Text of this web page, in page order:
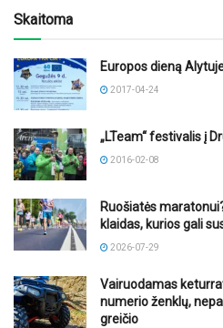
Skaitoma
Europos dieną
2017-04-24
„LTeam“ festivalis į
2016-02-08
Ruošiatės
klaidas, kurios gali
2026-07-29
Vairuodamas
numerio ženklų,
greičio